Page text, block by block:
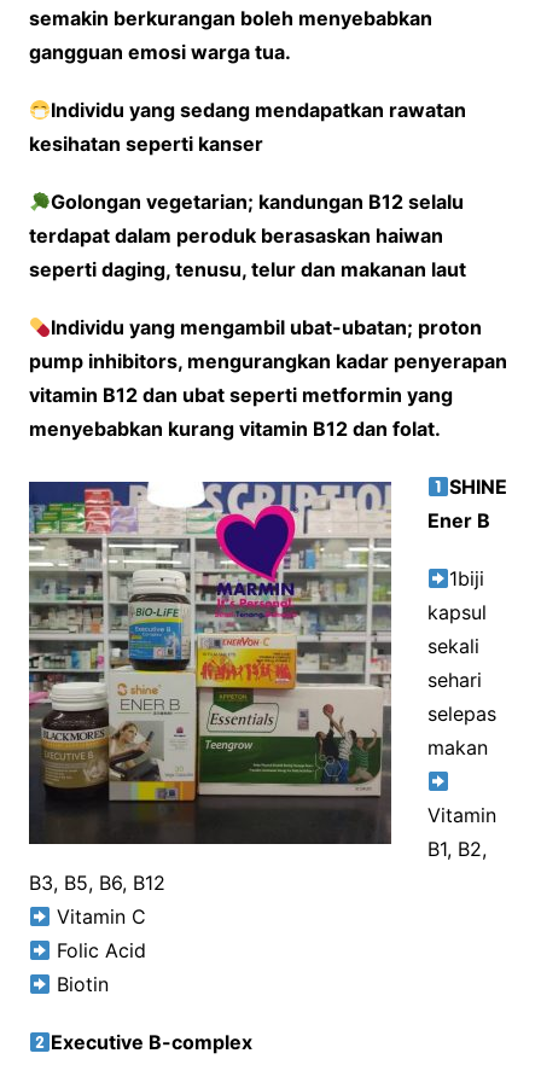
semakin berkurangan boleh menyebabkan
gangguan emosi warga tua.
Individu yang sedang mendapatkan rawatan
kesihatan seperti kanser
Golongan vegetarian; kandungan B12 selalu
terdapat dalam peroduk berasaskan haiwan
seperti daging, tenusu, telur dan makanan laut
Individu yang mengambil ubat-ubatan; proton
pump inhibitors, mengurangkan kadar penyerapan
vitamin B12 dan ubat seperti metformin yang
menyebabkan kurang vitamin B12 dan folat.
SHINE
Ener B
1biji
kapsul
sekali
sehari
selepas
makan
Vitamin
B1, B2,
B3, B5, B6, B12
Vitamin C
Folic Acid
Biotin
Executive B-complex